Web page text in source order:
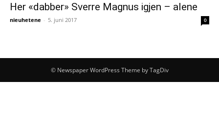
Her «dabber» Sverre Magnus igjen – alene
nieuhetene - 5. juni 2017 0
© Newspaper WordPress Theme by TagDiv